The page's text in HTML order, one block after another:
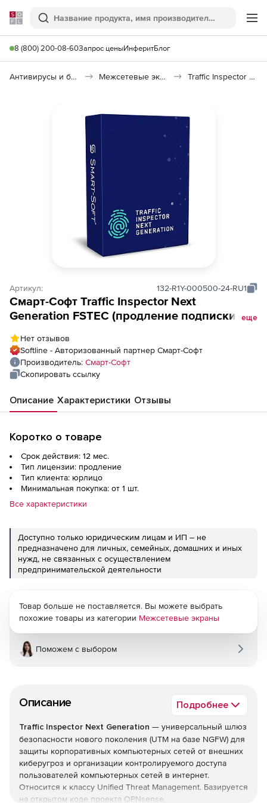
Softline
Поиск
8 (800) 200-08-60Запрос ценыИнферитБлог
Антивирусы и безопасность Межсетевые экраны Traffic Inspector Next Generation
Артикул: 132-R1Y-000500-24-RU1
Смарт-Cофт Traffic Inspector Next
Generation FSTEC (продление подписки на
500 учетных записей
еще
Нет отзывов
Softline - Авторизованный партнер Смарт-Cофт
Производитель: Смарт-Cофт
Скопировать ссылку
Описание Характеристики Отзывы
Коротко о товаре
Срок действия: 12 мес.
Тип лицензии: продление
Тип клиента: юрлицо
Минимальная покупка: от 1 шт.
Все характеристики
Доступно только юридическим лицам и ИП – не
предназначено для личных, семейных, домашних и иных
нужд, не связанных с осуществлением
предпринимательской деятельности
Описание Подробнее
Traffic Inspector Next Generation — универсальный шлюз
безопасности нового поколения (UTM на базе NGFW) для
защиты корпоративных компьютерных сетей от внешних
киберугроз и организации контролируемого доступа
пользователей компьютерных сетей в интернет.
Относится к классу Unified Threat Management. Базируется
на открытом коде проекта OPNsense.
Товар больше не поставляется. Вы можете выбрать
похожие товары из категории Межсетевые экраны
Поможем с выбором